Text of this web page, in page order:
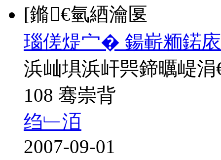
[鏅€氫綇瀹匽
瑙傞煶宀� 鍚嶄粫鍩
浜屾埧浜屽巺鍗曞崼涓
108 骞崇背
绉﹂洦
2007-09-01